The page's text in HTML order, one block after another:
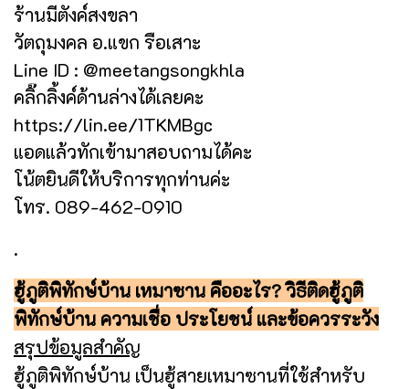
ร้านมีตังค์สงขลา
วัตถุมงคล อ.แขก รือเสาะ
Line ID : @meetangsongkhla
คลิ๊กลิ้งค์ด้านล่างได้เลยคะ
https://lin.ee/1TKMBgc
แอดแล้วทักเข้ามาสอบถามได้คะ
โน้ตยินดีให้บริการทุกท่านค่ะ
โทร. 089-462-0910
.
ฮู้ภูติพิทักษ์บ้าน เหมาซาน คืออะไร? วิธีติดฮู้ภูติ
พิทักษ์บ้าน ความเชื่อ ประโยชน์ และข้อควรระวัง
สรุปข้อมูลสำคัญ
ฮู้ภูติพิทักษ์บ้าน เป็นฮู้สายเหมาซานที่ใช้สำหรับ